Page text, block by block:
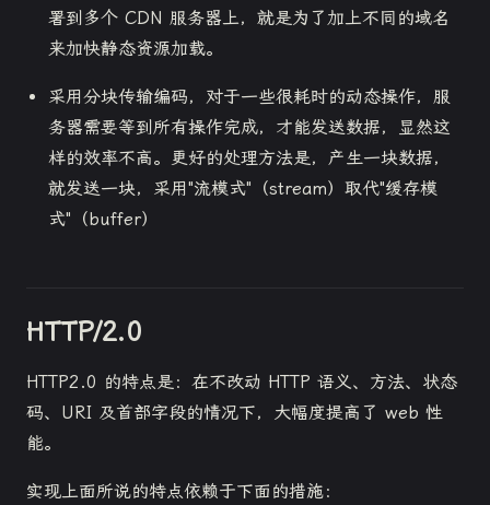
署到多个 CDN 服务器上，就是为了加上不同的域名
来加快静态资源加载。
采用分块传输编码，对于一些很耗时的动态操作，服
务器需要等到所有操作完成，才能发送数据，显然这
样的效率不高。更好的处理方法是，产生一块数据，
就发送一块，采用"流模式"（stream）取代"缓存模
式"（buffer）
HTTP/2.0
HTTP2.0 的特点是：在不改动 HTTP 语义、方法、状态
码、URI 及首部字段的情况下，大幅度提高了 web 性
能。
实现上面所说的特点依赖于下面的措施：